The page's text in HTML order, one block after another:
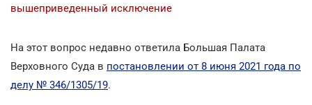
вышеприведенный исключение
На этот вопрос недавно ответила Большая Палата
Верховного Суда в постановлении от 8 июня 2021 года по
делу № 346/1305/19.